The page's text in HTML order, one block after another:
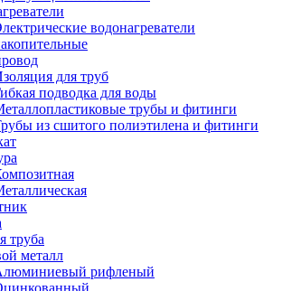
водонагреватели
для труб
подводка для воды
трубы и фитинги
из сшитого полиэтилена и фитинги
труба
металл
рифленый